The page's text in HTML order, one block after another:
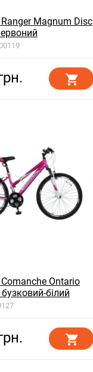
Magnum Disc
Ontario
білий